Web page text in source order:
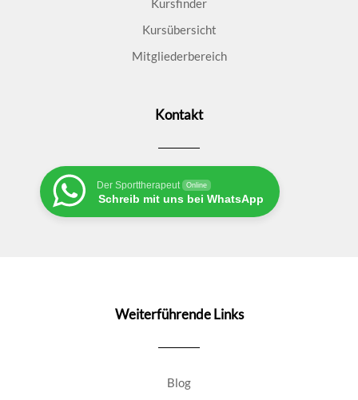
Kursfinder
Kursübersicht
Mitgliederbereich
Kontakt
Der Sporttherapeut Online
Schreib mit uns bei WhatsApp
Weiterführende Links
Blog